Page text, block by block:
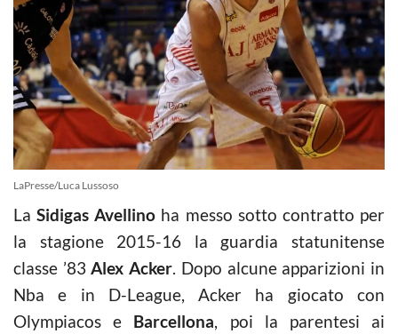
LaPresse/Luca Lussoso
LaSidigas Avellino ha messo sotto contratto per
la stagione 2015-16 la guardia statunitense
classe ’83Alex Acker. Dopo alcune apparizioni in
Nba e in D-League, Acker ha giocato con
Olympiacos e Barcellona, poi la parentesi ai